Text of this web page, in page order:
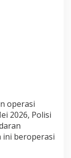
operasi
2026, Polisi
ini beroperasi